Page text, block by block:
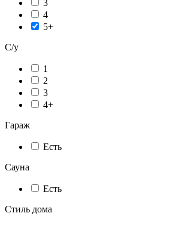
3
4
5+
С/у
1
2
3
4+
Гараж
Есть
Сауна
Есть
Стиль дома